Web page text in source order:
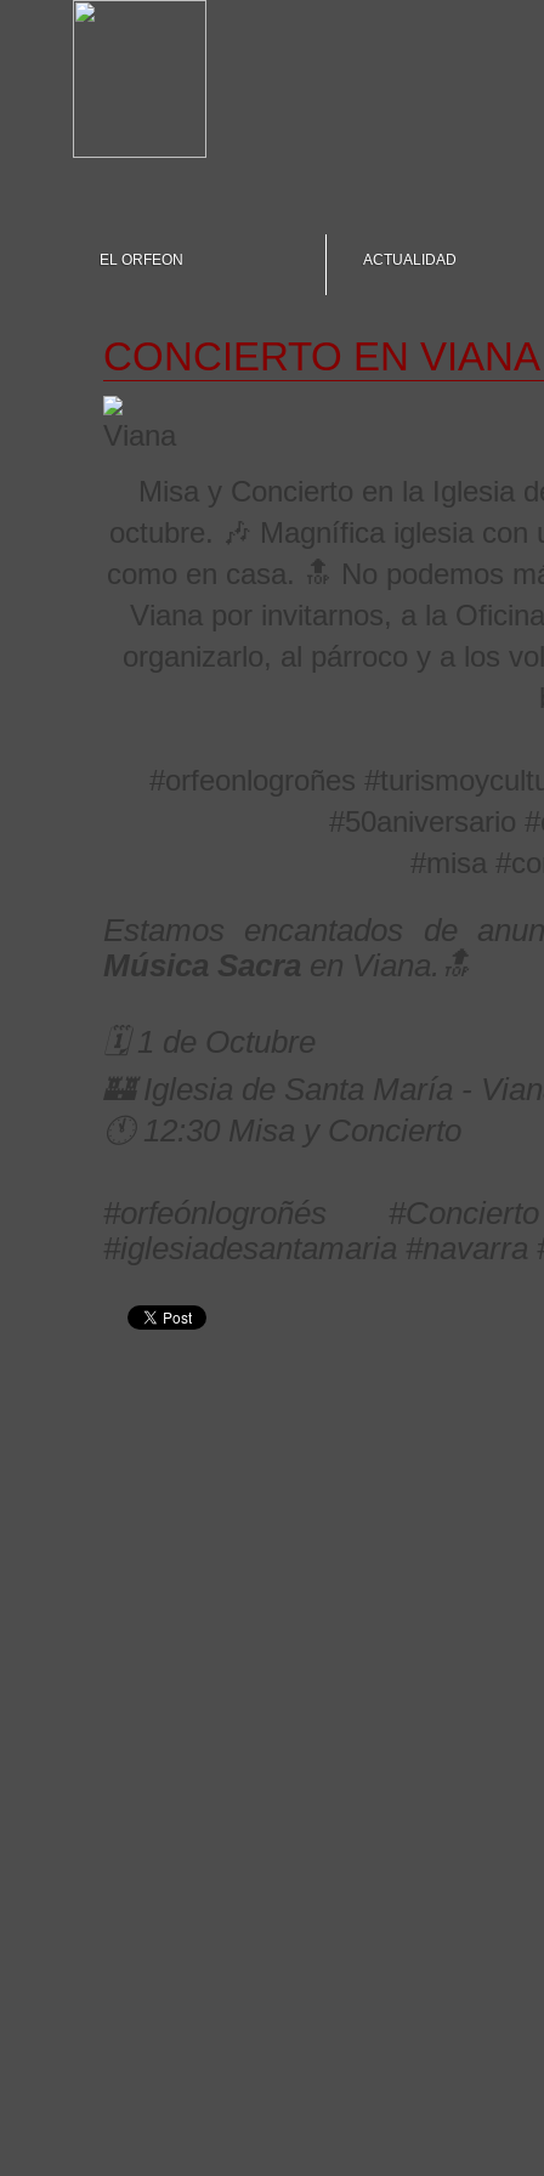
EL ORFEON ACTUALIDAD
CONCIERTO EN VIANA
Misa y Concierto en la Iglesia
octubre. 🎶 Magnífica iglesia con
como en casa. 🔝 No podemos
Viana por invitarnos, a la
organizarlo, al párroco y a los
#orfeonlogroñes
#50aniversario
#misa
Estamos encantados de
Música Sacra en Viana.🔝
🗓 1 de Octubre
🏰 Iglesia de Santa María -
🕚 12:30 Misa y Concierto
#orfeónlogroñés
#Concierto
#iglesiadesantamaria #navarra